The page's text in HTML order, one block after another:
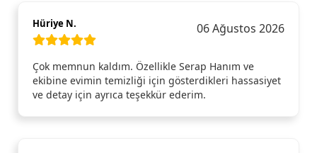
Hüriye N. 06 Ağustos 2026
Çok memnun kaldım. Özellikle Serap Hanım ve
ekibine evimin temizliği için gösterdikleri hassasiyet
ve detay için ayrıca teşekkür ederim.